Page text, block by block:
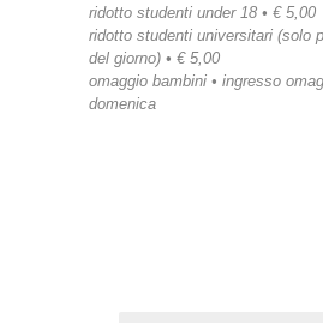
ridotto studenti under 18 • € 5,00
ridotto studenti universitari (solo
del giorno) • € 5,00
omaggio bambini • ingresso
domenica